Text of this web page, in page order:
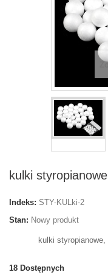
kulki
Indeks: STY-KULki-2
Stan: Nowy produkt
kulki
18 Dostępnych